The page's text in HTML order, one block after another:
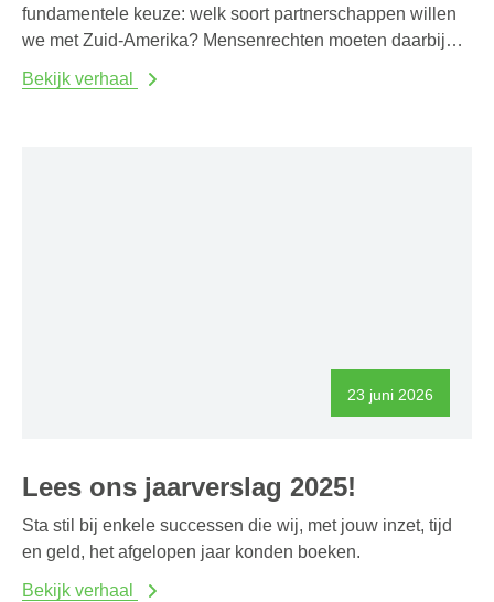
fundamentele keuze: welk soort partnerschappen willen
we met Zuid-Amerika? Mensenrechten moeten daarbij
Bekijk verhaal
23 juni 2026
Lees ons jaarverslag 2025!
Sta stil bij enkele successen die wij, met jouw inzet, tijd
en geld, het afgelopen jaar konden boeken.
Bekijk verhaal